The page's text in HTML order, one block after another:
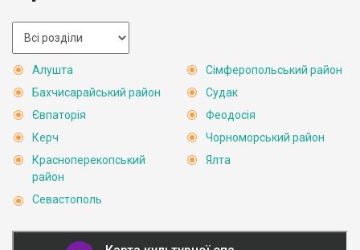
Алушта
Бахчисарайський район
Євпаторія
Керч
Красноперекопський
район
Севастополь
Сімферопольський район
Судак
Феодосія
Чорноморський район
Ялта